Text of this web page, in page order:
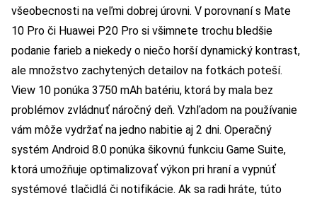
všeobecnosti na veľmi dobrej úrovni. V porovnaní s Mate
10 Pro či Huawei P20 Pro si všimnete trochu bledšie
podanie farieb a niekedy o niečo horší dynamický kontrast,
ale množstvo zachytených detailov na fotkách poteší.
View 10 ponúka 3750 mAh batériu, ktorá by mala bez
problémov zvládnuť náročný deň. Vzhľadom na používanie
vám môže vydržať na jedno nabitie aj 2 dni. Operačný
systém Android 8.0 ponúka šikovnú funkciu Game Suite,
ktorá umožňuje optimalizovať výkon pri hraní a vypnúť
systémové tlačidlá či notifikácie. Ak sa radi hráte, túto